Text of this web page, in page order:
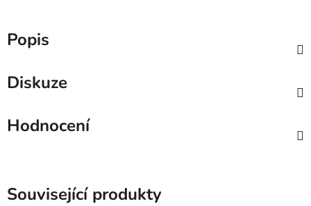
Popis
Diskuze
Hodnocení
Související produkty